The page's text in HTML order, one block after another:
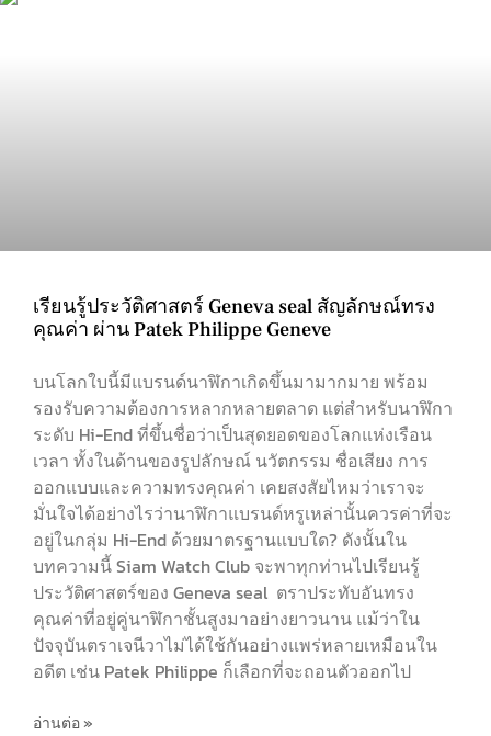
เรียนรู้ประวัติศาสตร์ Geneva seal สัญลักษณ์ทรง
คุณค่า ผ่าน Patek Philippe Geneve
บนโลกใบนี้มีแบรนด์นาฬิกาเกิดขึ้นมามากมาย พร้อม
รองรับความต้องการหลากหลายตลาด แต่สำหรับนาฬิกา
ระดับ Hi-End ที่ขึ้นชื่อว่าเป็นสุดยอดของโลกแห่งเรือน
เวลา ทั้งในด้านของรูปลักษณ์ นวัตกรรม ชื่อเสียง การ
ออกแบบและความทรงคุณค่า เคยสงสัยไหมว่าเราจะ
มั่นใจได้อย่างไรว่านาฬิกาแบรนด์หรูเหล่านั้นควรค่าที่จะ
อยู่ในกลุ่ม Hi-End ด้วยมาตรฐานแบบใด? ดังนั้นใน
บทความนี้ Siam Watch Club จะพาทุกท่านไปเรียนรู้
ประวัติศาสตร์ของ Geneva seal ตราประทับอันทรง
คุณค่าที่อยู่คู่นาฬิกาชั้นสูงมาอย่างยาวนาน แม้ว่าใน
ปัจจุบันตราเจนีวาไม่ได้ใช้กันอย่างแพร่หลายเหมือนใน
อดีต เช่น Patek Philippe ก็เลือกที่จะถอนตัวออกไป
อ่านต่อ »